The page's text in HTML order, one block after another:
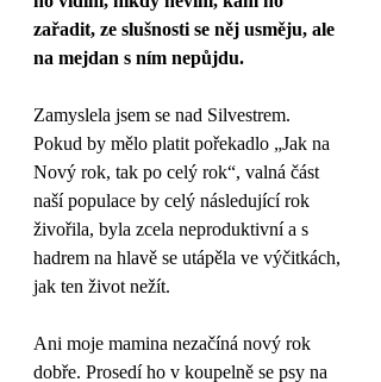
zařadit, ze slušnosti se něj usměju, ale
na mejdan s ním nepůjdu.
Zamyslela jsem se nad Silvestrem.
Pokud by mělo platit pořekadlo „Jak na
Nový rok, tak po celý rok“, valná část
naší populace by celý následující rok
živořila, byla zcela neproduktivní a s
hadrem na hlavě se utápěla ve výčitkách,
jak ten život nežít.
Ani moje mamina nezačíná nový rok
dobře. Prosedí ho v koupelně se psy na